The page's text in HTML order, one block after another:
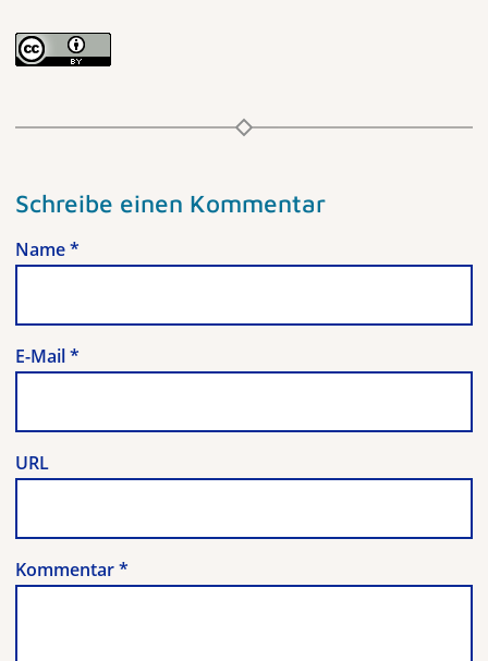
Schreibe einen Kommentar
Name*
E-Mail*
URL
Kommentar*